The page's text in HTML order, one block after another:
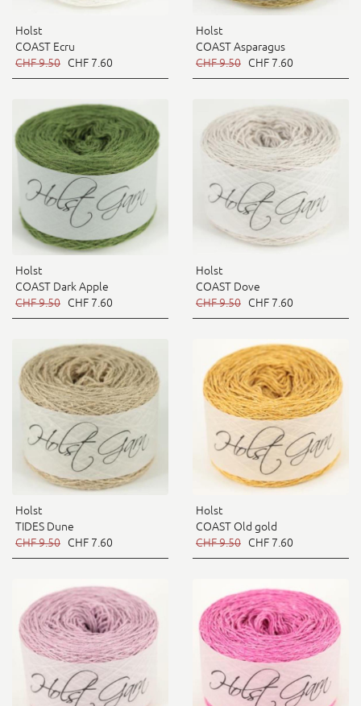
Holst
COAST Ecru
CHF 9.50 CHF 7.60
Holst
COAST Asparagus
CHF 9.50 CHF 7.60
Holst
COAST Dark Apple
CHF 9.50 CHF 7.60
Holst
COAST Dove
CHF 9.50 CHF 7.60
Holst
TIDES Dune
CHF 9.50 CHF 7.60
Holst
COAST Old gold
CHF 9.50 CHF 7.60